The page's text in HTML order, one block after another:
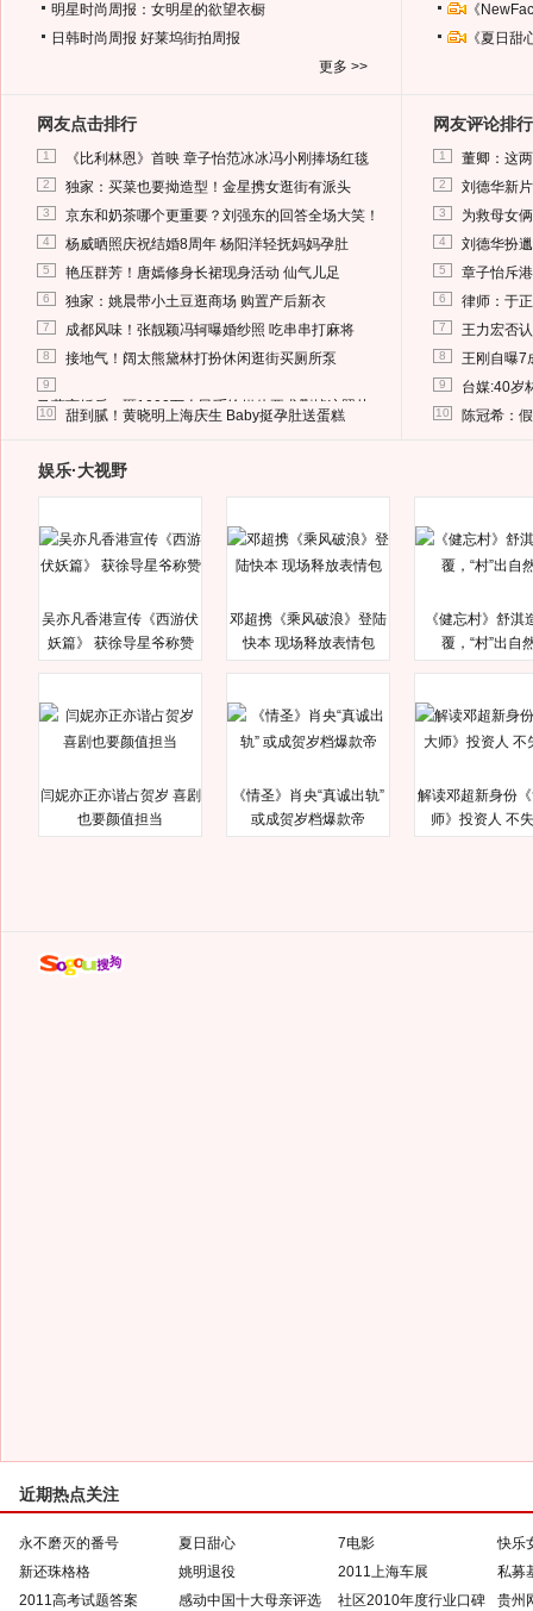
明星时尚周报：女明星的欲望衣橱
日韩时尚周报 好莱坞街拍周报
更多 >>
《
《夏日
网友点击排行
1 《比利林恩》首映 章子怡范冰冰冯小刚捧场红毯
2 独家：买菜也要拗造型！金星携女逛街有派头
3 京东和奶茶哪个更重要？刘强东的回答全场大笑！
4 杨威晒照庆祝结婚8周年 杨阳洋轻抚妈妈孕肚
5 艳压群芳！唐嫣修身长裙现身活动 仙气儿足
6 独家：姚晨带小土豆逛商场 购置产后新衣
7 成都风味！张靓颖冯轲曝婚纱照 吃串串打麻将
8 接地气！阔太熊黛林打扮休闲逛街买厕所泵
9
马蓉离婚后，砸1000万人民币给媒体要求删掉这照片
10 甜到腻！黄晓明上海庆生 Baby挺孕肚送蛋糕
网友评论排行
1 董卿：这
2 刘德华新
3 为救母女
4 刘德华扮
5 章子怡斥
6 律师：于
7 王力宏否
8 王刚自曝7
9 台媒:40岁
10 陈冠希：
娱乐·大视野
吴亦凡香港宣传《西游伏
妖篇》 获徐导星爷称赞
邓超携《乘风破浪》登陆
快本 现场释放表情包
《健忘村》舒淇
覆，“村”出自
闫妮亦正亦谐占贺岁 喜剧
也要颜值担当
《情圣》肖央“真诚出轨”
或成贺岁档爆款帝
解读邓超新身份
师》投资人 不
近期热点关注
永不磨灭的番号 夏日甜心 7电影
快乐
新还珠格格
姚明退役 2011上海车展
私募
2011高考试题答案
感动中国十大母亲评选 社区2010年度行业口碑 贵州